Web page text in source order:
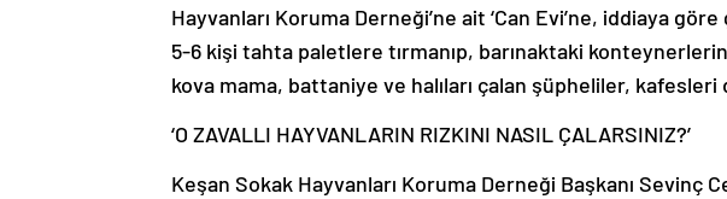
Hayvanları Koruma Derneği’ne ait ‘Can Evi’ne, iddiaya
5-6 kişi tahta paletlere tırmanıp, barınaktaki
kova mama, battaniye ve halıları çalan şüpheliler, kafesleri
‘O ZAVALLI HAYVANLARIN RIZKINI NASIL ÇALARSINIZ?’
Keşan Sokak Hayvanları Koruma Derneği Başkanı Sevinç